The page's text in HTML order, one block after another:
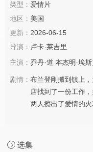
类型： 爱情片
地区： 美国
更新： 2026-06-15
导演： 卢卡·莱吉里
主演： 乔丹·道 本杰明·埃
剧情： 布兰登刚搬到镇上
店找到了一份工作
两人擦出了爱情的火
选集